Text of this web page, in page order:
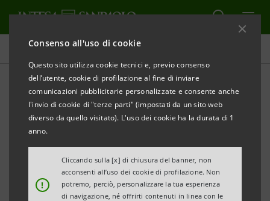
Consenso all'uso di cookie
Questo sito utilizza cookie tecnici e, previo consenso
dell’utente, cookie di profilazione al fine di inviare
comunicazioni pubblicitarie personalizzate e consente anche
l'invio di cookie di "terze parti" (impostati da un sito web
diverso da quello visitato). L'uso dei cookie ha la durata di 1
anno.
!
Cliccando sulla [x] di chiusura del banner, non
acconsenti all’uso dei cookie di profilazione. Non
potremo, perciò, personalizzare la tua esperienza
di navigazione, né offrirti contenuti in linea con le
Obiettivi, risultati e iniziative
TRASPARENZA E PARTNERSHIP
Integrità nella condotta
aziendale